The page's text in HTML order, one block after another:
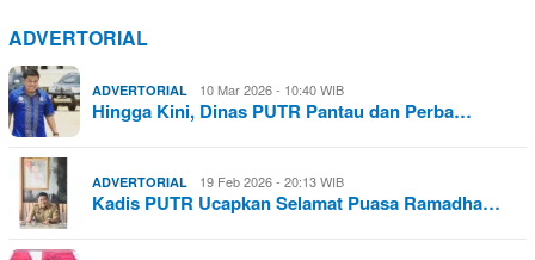
ADVERTORIAL
ADVERTORIAL 10 Mar 2026 - 10:40 WIB
Hingga Kini, Dinas PUTR Pantau dan Perba…
ADVERTORIAL 19 Feb 2026 - 20:13 WIB
Kadis PUTR Ucapkan Selamat Puasa Ramadha…